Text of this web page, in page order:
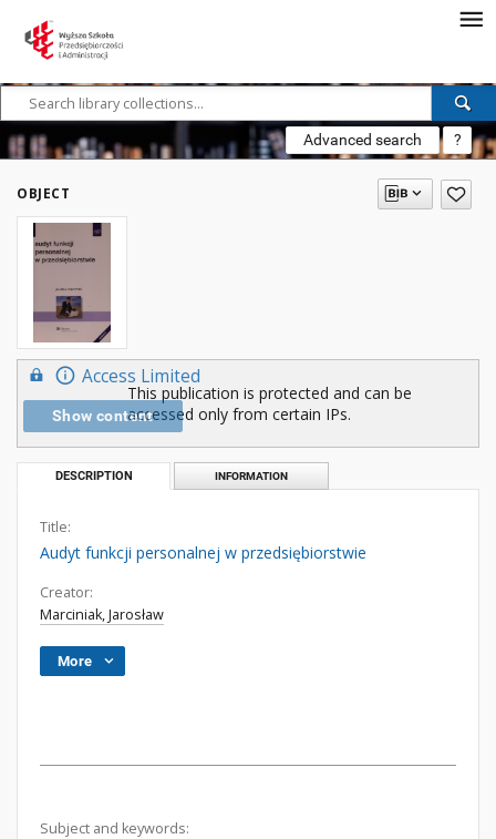
Advanced search ?
OBJECT
Access Limited
Show content
This publication is protected and can be
accessed only from certain IPs.
DESCRIPTION INFORMATION
Title:
Audyt funkcji personalnej w przedsiębiorstwie
Creator:
Marciniak, Jarosław
More
Subject and keywords: